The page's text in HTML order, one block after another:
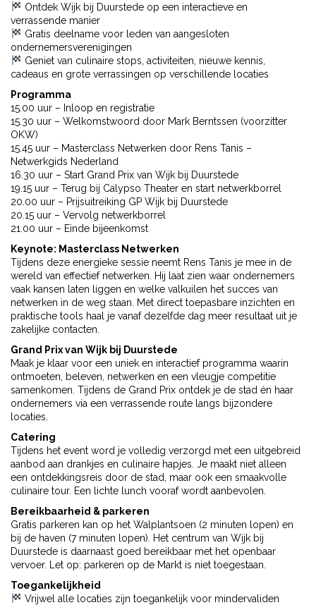
Ontdek Wijk bij Duurstede op een interactieve en
verrassende manier
Gratis deelname voor leden van aangesloten
ondernemersverenigingen
Geniet van culinaire stops, activiteiten, nieuwe kennis,
cadeaus en grote verrassingen op verschillende locaties
Programma
15.00 uur – Inloop en registratie
15.30 uur – Welkomstwoord door Mark Berntssen (voorzitter
OKW)
15.45 uur – Masterclass Netwerken door Rens Tanis –
Netwerkgids Nederland
16.30 uur – Start Grand Prix van Wijk bij Duurstede
19.15 uur – Terug bij Calypso Theater en start netwerkborrel
20.00 uur – Prijsuitreiking GP Wijk bij Duurstede
20.15 uur – Vervolg netwerkborrel
21.00 uur – Einde bijeenkomst
Keynote: Masterclass Netwerken
Tijdens deze energieke sessie neemt Rens Tanis je mee in de
wereld van effectief netwerken. Hij laat zien waar ondernemers
vaak kansen laten liggen en welke valkuilen het succes van
netwerken in de weg staan. Met direct toepasbare inzichten en
praktische tools haal je vanaf dezelfde dag meer resultaat uit je
zakelijke contacten.
Grand Prix van Wijk bij Duurstede
Maak je klaar voor een uniek en interactief programma waarin
ontmoeten, beleven, netwerken en een vleugje competitie
samenkomen. Tijdens de Grand Prix ontdek je de stad én haar
ondernemers via een verrassende route langs bijzondere
locaties.
Catering
Tijdens het event word je volledig verzorgd met een uitgebreid
aanbod aan drankjes en culinaire hapjes. Je maakt niet alleen
een ontdekkingsreis door de stad, maar ook een smaakvolle
culinaire tour. Een lichte lunch vooraf wordt aanbevolen.
Bereikbaarheid & parkeren
Gratis parkeren kan op het Walplantsoen (2 minuten lopen) en
bij de haven (7 minuten lopen). Het centrum van Wijk bij
Duurstede is daarnaast goed bereikbaar met het openbaar
vervoer. Let op: parkeren op de Markt is niet toegestaan.
Toegankelijkheid
Vrijwel alle locaties zijn toegankelijk voor mindervaliden